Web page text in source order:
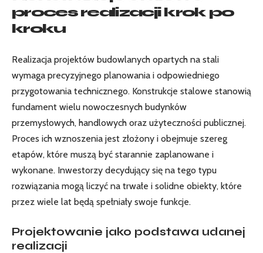
proces realizacji krok po
kroku
Realizacja projektów budowlanych opartych na stali
wymaga precyzyjnego planowania i odpowiedniego
przygotowania technicznego. Konstrukcje stalowe stanowią
fundament wielu nowoczesnych budynków
przemysłowych, handlowych oraz użyteczności publicznej.
Proces ich wznoszenia jest złożony i obejmuje szereg
etapów, które muszą być starannie zaplanowane i
wykonane. Inwestorzy decydujący się na tego typu
rozwiązania mogą liczyć na trwałe i solidne obiekty, które
przez wiele lat będą spełniały swoje funkcje.
Projektowanie jako podstawa udanej
realizacji